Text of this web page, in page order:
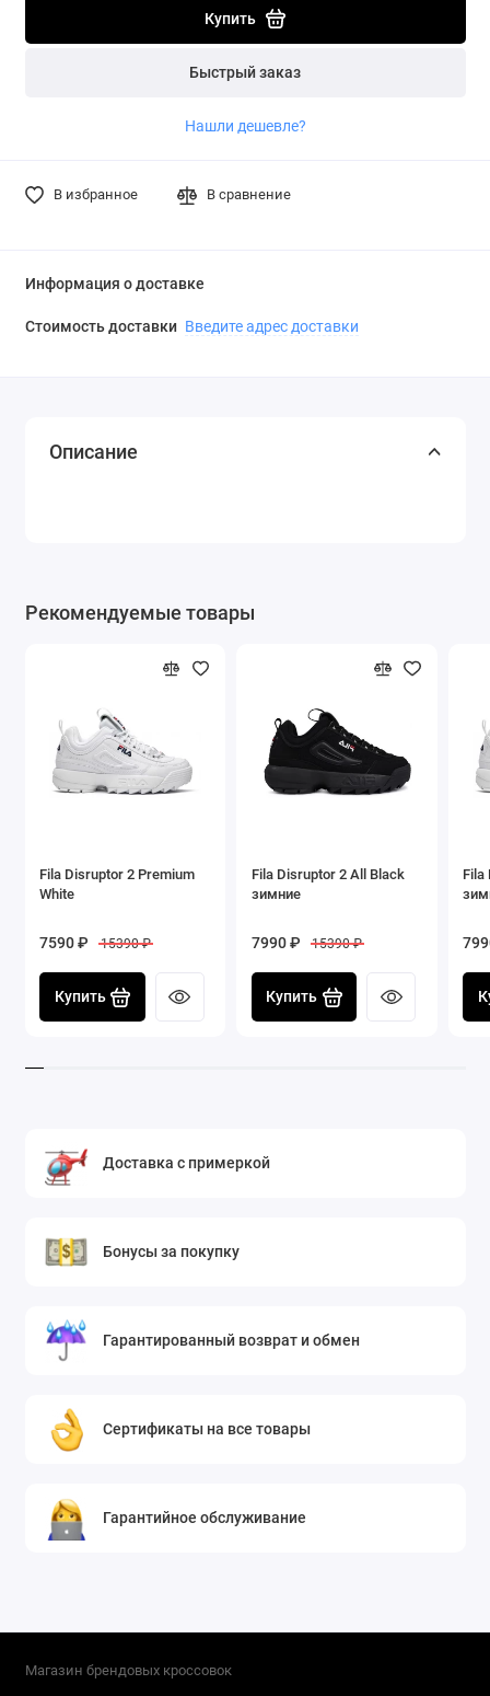
Купить
Быстрый заказ
Нашли дешевле?
В избранное В сравнение
Информация о доставке
Стоимость доставки Введите адрес доставки
Описание
Рекомендуемые товары
Fila Disruptor 2 Premium
White
7590 ₽ 15390 ₽
Купить
Fila Disruptor 2 All Black
зимние
7990 ₽ 15390 ₽
Купить
Fila
Доставка с примеркой
Бонусы за покупку
Гарантированный возврат и обмен
Сертификаты на все товары
Гарантийное обслуживание
Магазин брендовых кроссовок